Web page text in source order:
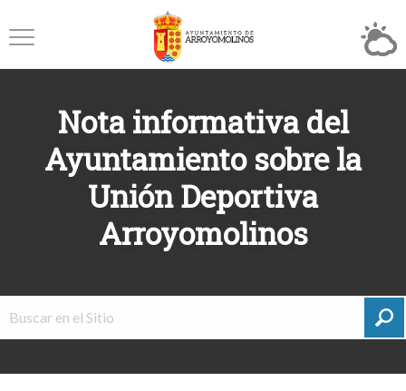
Nota informativa del
Ayuntamiento sobre la
Unión Deportiva
Arroyomolinos